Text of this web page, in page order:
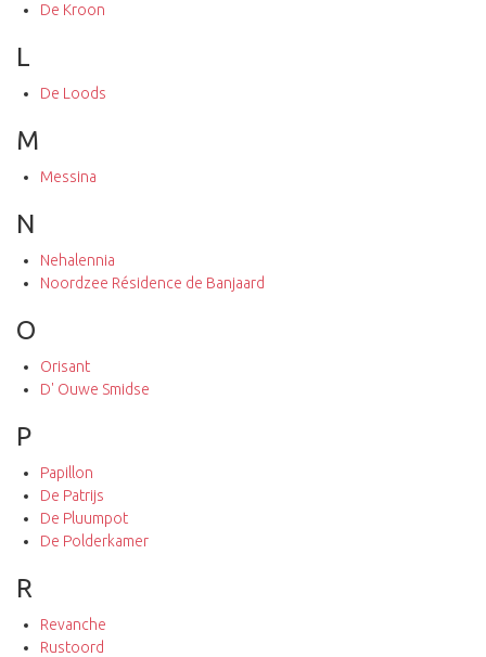
De Kroon
L
De Loods
M
Messina
N
Nehalennia
Noordzee Résidence de Banjaard
O
Orisant
D' Ouwe Smidse
P
Papillon
De Patrijs
De Pluumpot
De Polderkamer
R
Revanche
Rustoord